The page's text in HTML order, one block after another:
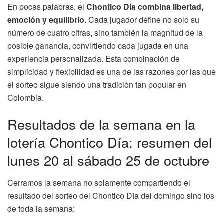
En pocas palabras, el Chontico Día combina libertad,
emoción y equilibrio. Cada jugador define no solo su
número de cuatro cifras, sino también la magnitud de la
posible ganancia, convirtiendo cada jugada en una
experiencia personalizada. Esta combinación de
simplicidad y flexibilidad es una de las razones por las que
el sorteo sigue siendo una tradición tan popular en
Colombia.
Resultados de la semana en la
lotería Chontico Día: resumen del
lunes 20 al sábado 25 de octubre
Cerramos la semana no solamente compartiendo el
resultado del sorteo del Chontico Día del domingo sino los
de toda la semana: